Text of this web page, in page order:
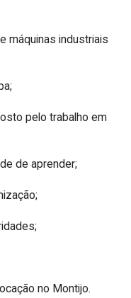
máquinas industriais
pelo trabalho em
de aprender;
no Montijo.